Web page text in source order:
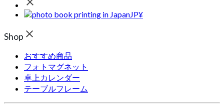
JP¥
Shop
おすすめ商品
フォトマグネット
卓上カレンダー
テーブルフレーム